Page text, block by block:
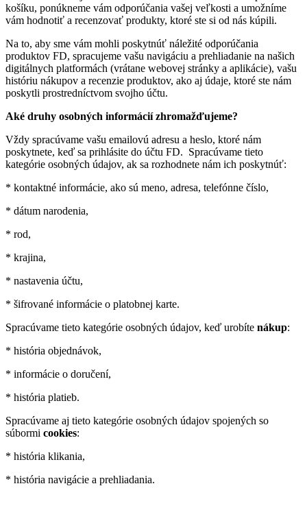
košíku, ponúkneme vám odporúčania vašej veľkosti a umožníme
vám hodnotiť a recenzovať produkty, ktoré ste si od nás kúpili.
Na to, aby sme vám mohli poskytnúť náležité odporúčania
produktov FD, spracujeme vašu navigáciu a prehliadanie na našich
digitálnych platformách (vrátane webovej stránky a aplikácie), vašu
históriu nákupov a recenzie produktov, ako aj údaje, ktoré ste nám
poskytli prostredníctvom svojho účtu.
Aké druhy osobných informácií zhromažďujeme?
Vždy spracúvame vašu emailovú adresu a heslo, ktoré nám
poskytnete, keď sa prihlásite do účtu FD. Spracúvame tieto
kategórie osobných údajov, ak sa rozhodnete nám ich poskytnúť:
* kontaktné informácie, ako sú meno, adresa, telefónne číslo,
* dátum narodenia,
* rod,
* krajina,
* nastavenia účtu,
* šifrované informácie o platobnej karte.
Spracúvame tieto kategórie osobných údajov, keď urobíte nákup:
* história objednávok,
* informácie o doručení,
* história platieb.
Spracúvame aj tieto kategórie osobných údajov spojených so
súbormi cookies:
* história klikania,
* história navigácie a prehliadania.